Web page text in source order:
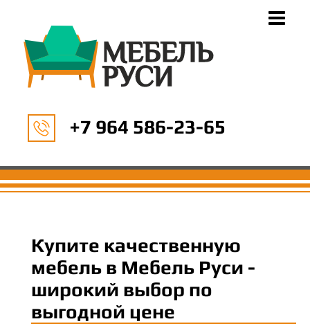
+7 964 586-23-65
Купите качественную
мебель в Мебель Руси -
широкий выбор по
выгодной цене